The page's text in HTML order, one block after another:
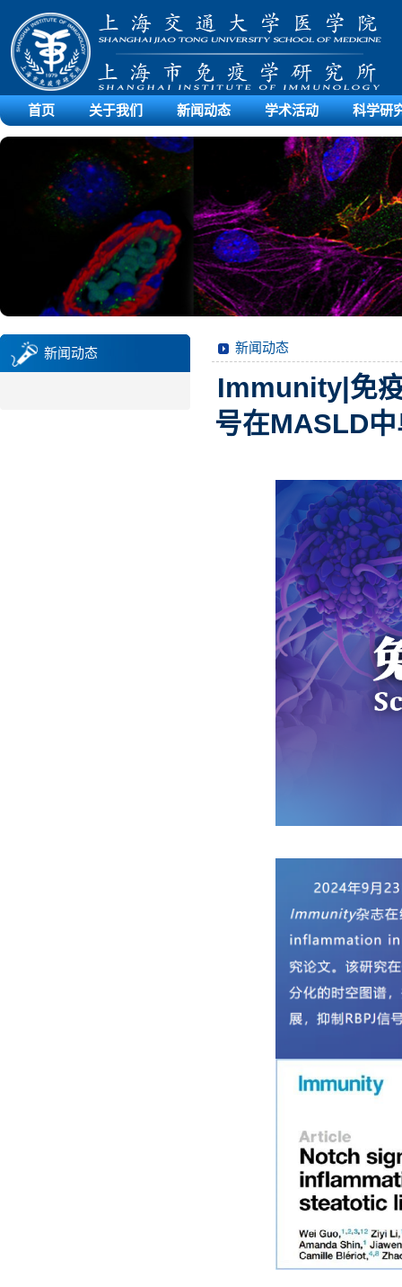
首页 关于我们 新闻动态 学术活动 科学研
新闻动态 新闻动态
Immunity|免
号在MASLD